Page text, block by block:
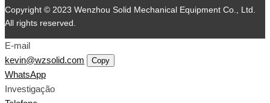
Copyright © 2023 Wenzhou Solid Mechanical Equipment Co., Ltd.
All rights reserved.
E-mail
kevin@wzsolid.com
Copy
WhatsApp
Investigação